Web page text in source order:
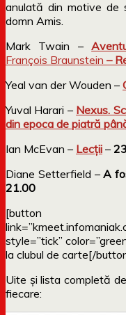
anulată din motive de
domn Amis.
Mark Twain –
François Braunstein –
Yeal van der Wouden –
Yuval Harari – Nexus.
din epoca de piatră
Ian McEvan – Lecții –
Diane Setterfield –A
21.00
[button
style=”tick”
la clubul de carte[/
Uite și lista completă
fiecare: